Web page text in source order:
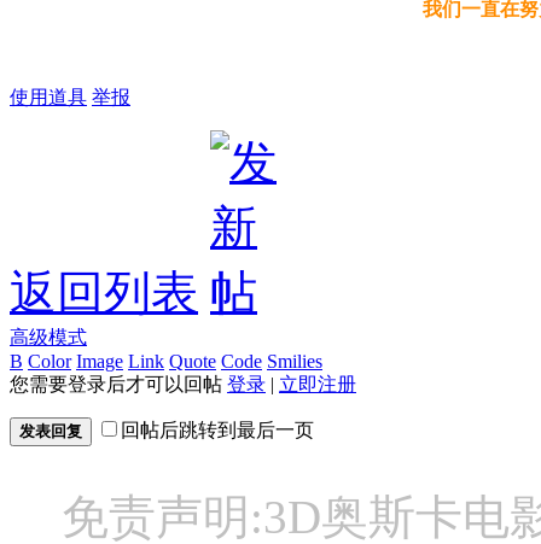
我们一直在
使用道具 举报
返回列表
高级模式
B Color Image Link Quote Code Smilies
您需要登录后才可以回帖 登录 | 立即注册
发表回复 回帖后跳转到最后一页
免责声明:3D奥斯卡电